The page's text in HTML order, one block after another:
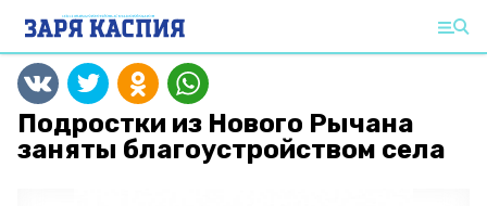
Подростки из Нового Рычана
заняты благоустройством села